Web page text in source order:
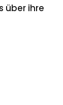
über ihre